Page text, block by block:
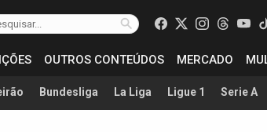
OUTROS CONTEÚDOS MERCADO
Bundesliga La Liga Ligue 1 Serie A